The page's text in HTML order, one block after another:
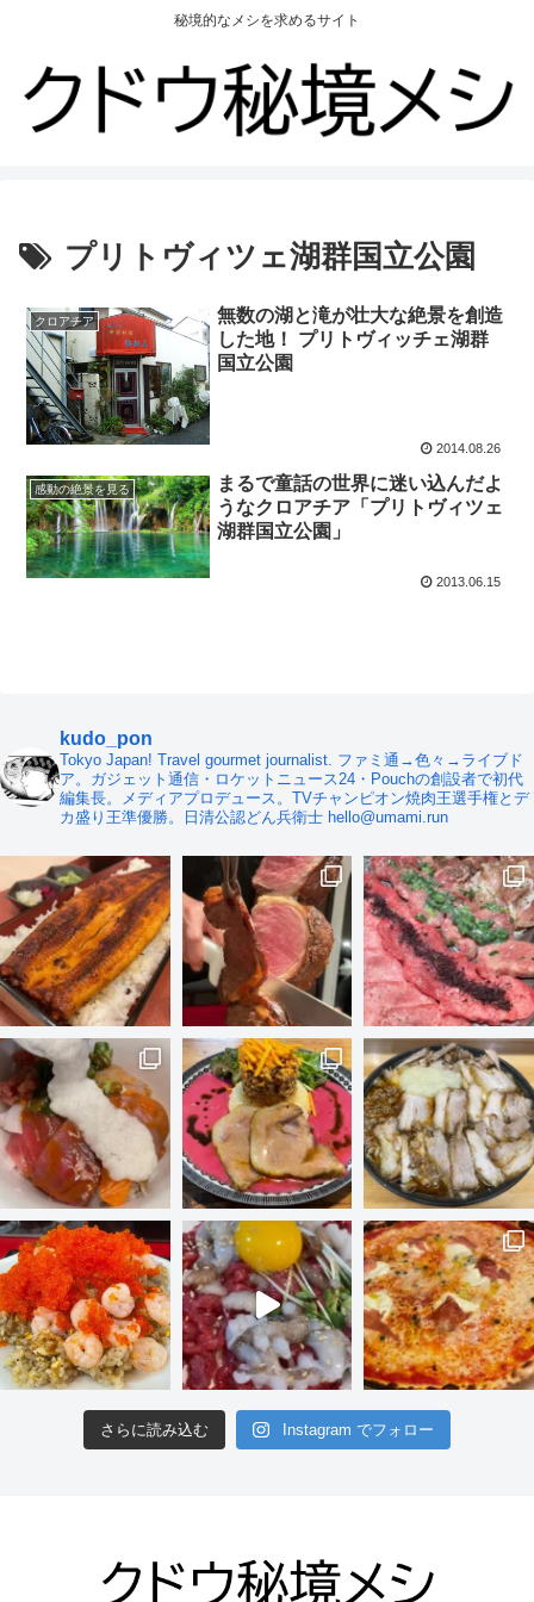
秘境的なメシを求めるサイト
プリトヴィツェ湖群国立公園
クロアチア
無数の湖と滝が壮大な絶景を創造
した地！ プリトヴィッチェ湖群
国立公園
2014.08.26
感動の絶景を見る
まるで童話の世界に迷い込んだよ
うなクロアチア「プリトヴィツェ
湖群国立公園」
2013.06.15
kudo_pon
Tokyo Japan! Travel gourmet journalist. ファミ通→色々→ライブド
ア。ガジェット通信・ロケットニュース24・Pouchの創設者で初代
編集長。メディアプロデュース。TVチャンピオン焼肉王選手権とデ
カ盛り王準優勝。日清公認どん兵衛士 hello@umami.run
さらに読み込む Instagram でフォロー